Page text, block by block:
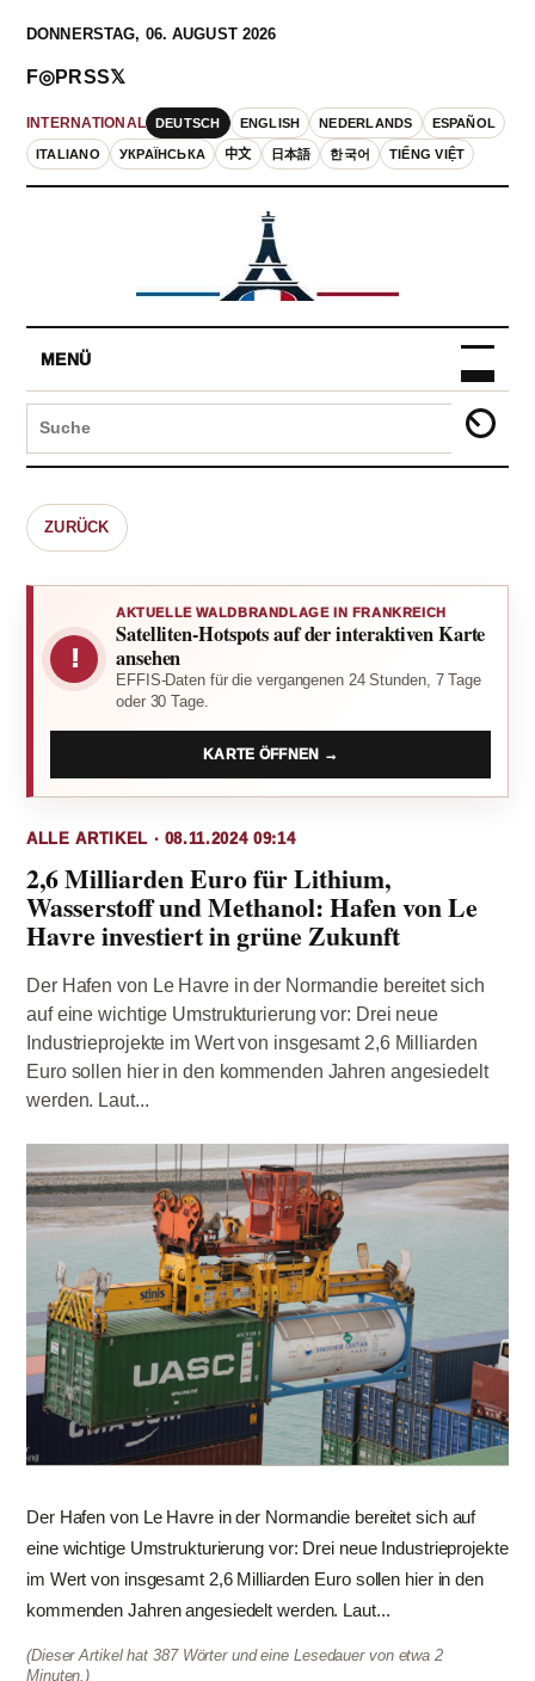
DONNERSTAG, 06. AUGUST 2026
INTERNATIONAL DEUTSCH ENGLISH NEDERLANDS ESPAÑOL
ITALIANO УКРАЇНСЬКА 中文 日本語 한국어 TIẾNG VIỆT
F◎PRSS𝕏
MENÜ
ZURÜCK
!
AKTUELLE WALDBRANDLAGE IN FRANKREICH
Satelliten-Hotspots auf der interaktiven Karte
ansehen
EFFIS-Daten für die vergangenen 24 Stunden, 7 Tage
oder 30 Tage.
KARTE ÖFFNEN →
ALLE ARTIKEL · 08.11.2024 09:14
2,6 Milliarden Euro für Lithium,
Wasserstoff und Methanol: Hafen von Le
Havre investiert in grüne Zukunft
Der Hafen von Le Havre in der Normandie bereitet sich
auf eine wichtige Umstrukturierung vor: Drei neue
Industrieprojekte im Wert von insgesamt 2,6 Milliarden
Euro sollen hier in den kommenden Jahren angesiedelt
werden. Laut...
Der Hafen von Le Havre in der Normandie bereitet sich auf
eine wichtige Umstrukturierung vor: Drei neue Industrieprojekte
im Wert von insgesamt 2,6 Milliarden Euro sollen hier in den
kommenden Jahren angesiedelt werden. Laut...
(Dieser Artikel hat 387 Wörter und eine Lesedauer von etwa 2
Minuten.)